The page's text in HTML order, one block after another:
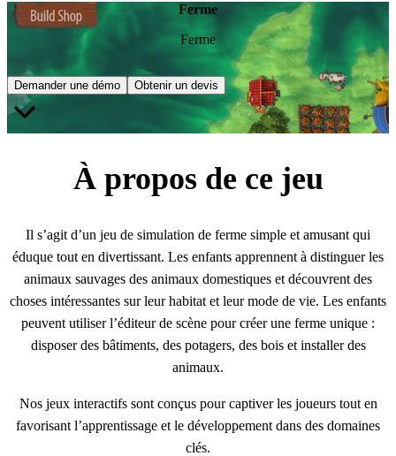
Ferme
Ferme
Demander une démo Obtenir un devis
À propos de ce jeu
Il s’agit d’un jeu de simulation de ferme simple et amusant qui
éduque tout en divertissant. Les enfants apprennent à distinguer les
animaux sauvages des animaux domestiques et découvrent des
choses intéressantes sur leur habitat et leur mode de vie. Les enfants
peuvent utiliser l’éditeur de scène pour créer une ferme unique :
disposer des bâtiments, des potagers, des bois et installer des
animaux.
Nos jeux interactifs sont conçus pour captiver les joueurs tout en
favorisant l’apprentissage et le développement dans des domaines
clés.